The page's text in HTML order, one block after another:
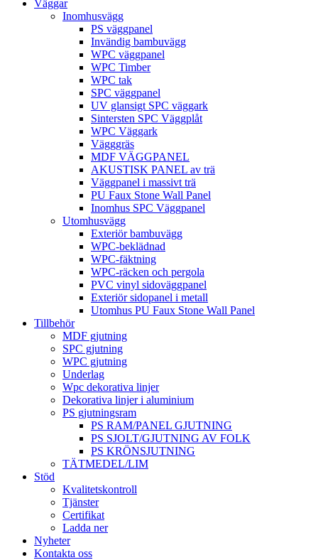
Väggar
Inomhusvägg
PS väggpanel
Invändig bambuvägg
WPC väggpanel
WPC Timber
WPC tak
SPC väggpanel
UV glansigt SPC väggark
Sintersten SPC Väggplåt
WPC Väggark
Vägggräs
MDF VÄGGPANEL
AKUSTISK PANEL av trä
Väggpanel i massivt trä
PU Faux Stone Wall Panel
Inomhus SPC Väggpanel
Utomhusvägg
Exteriör bambuvägg
WPC-beklädnad
WPC-fäktning
WPC-räcken och pergola
PVC vinyl sidoväggpanel
Exteriör sidopanel i metall
Utomhus PU Faux Stone Wall Panel
Tillbehör
MDF gjutning
SPC gjutning
WPC gjutning
Underlag
Wpc dekorativa linjer
Dekorativa linjer i aluminium
PS gjutningsram
PS RAM/PANEL GJUTNING
PS SJOLT/GJUTNING AV FOLK
PS KRÖNSJUTNING
TÄTMEDEL/LIM
Stöd
Kvalitetskontroll
Tjänster
Certifikat
Ladda ner
Nyheter
Kontakta oss